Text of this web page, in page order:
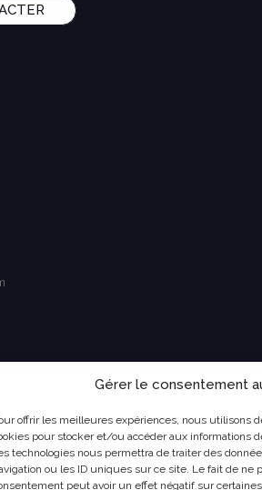
Gérer le consentement
offrir les meilleures expériences, nous utilisons
pour stocker et/ou accéder aux informations
technologies nous permettra de traiter des
ou les ID uniques sur ce site. Le fait de ne
peut avoir un effet négatif sur
COOKIES